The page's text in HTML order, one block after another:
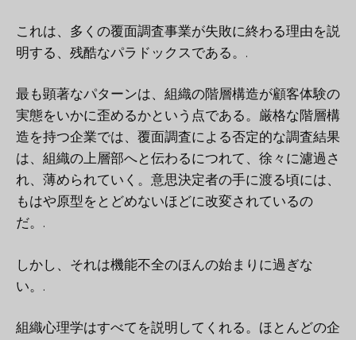
これは、多くの覆面調査事業が失敗に終わる理由を説
明する、残酷なパラドックスである。.
最も顕著なパターンは、組織の階層構造が顧客体験の
実態をいかに歪めるかという点である。厳格な階層構
造を持つ企業では、覆面調査による否定的な調査結果
は、組織の上層部へと伝わるにつれて、徐々に濾過さ
れ、薄められていく。意思決定者の手に渡る頃には、
もはや原型をとどめないほどに改変されているの
だ。.
しかし、それは機能不全のほんの始まりに過ぎな
い。.
組織心理学はすべてを説明してくれる。ほとんどの企